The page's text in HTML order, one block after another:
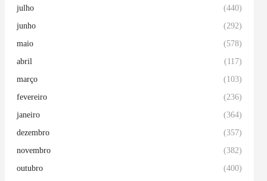
julho (440)
junho (292)
maio (578)
abril (117)
março (103)
fevereiro (236)
janeiro (364)
dezembro (357)
novembro (382)
outubro (400)